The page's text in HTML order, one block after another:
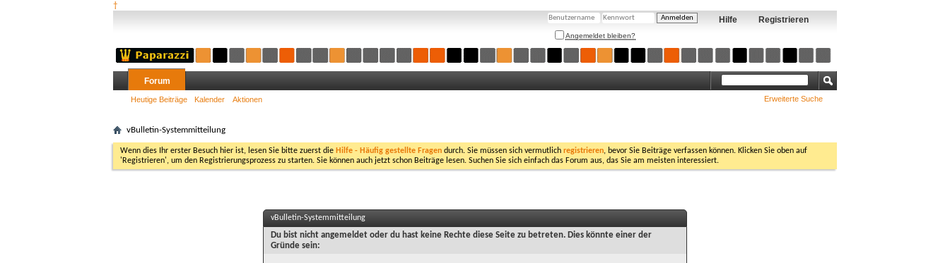
†
Registrieren
Hilfe
Angemeldet bleiben?
Forum
Heutige Beiträge Kalender Aktionen Erweiterte Suche
vBulletin-Systemmitteilung
Wenn dies Ihr erster Besuch hier ist, lesen Sie bitte zuerst die Hilfe - Häufig gestellte Fragen durch. Sie müssen sich vermutlich registrieren, bevor Sie Beiträge verfassen können. Klicken Sie oben auf
'Registrieren', um den Registrierungsprozess zu starten. Sie können auch jetzt schon Beiträge lesen. Suchen Sie sich einfach das Forum aus, das Sie am meisten interessiert.
vBulletin-Systemmitteilung
Du bist nicht angemeldet oder du hast keine Rechte diese Seite zu betreten. Dies könnte einer der
Gründe sein: